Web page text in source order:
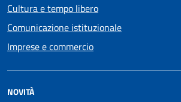
Cultura e tempo libero
Comunicazione istituzionale
Imprese e commercio
NOVITÀ